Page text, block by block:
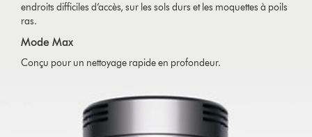
endroits difficiles d’accès, sur les sols durs et les moquettes à poils
ras.
Mode Max
Conçu pour un nettoyage rapide en profondeur.